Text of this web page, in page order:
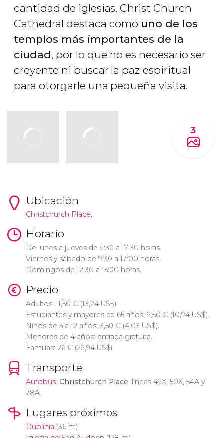
cantidad de iglesias, Christ Church
Cathedral destaca como uno de los
templos más importantes de la
ciudad, por lo que no es necesario ser
creyente ni buscar la paz espiritual
para otorgarle una pequeña visita.
3
Ubicación
Christchurch Place.
Horario
De lunes a jueves de 9:30 a 17:30 horas.
Viernes y sábado de 9:30 a 17:00 horas.
Domingos de 12:30 a 15:00 horas.
Precio
Adultos: 11,50 €(13,24 US$).
Estudiantes y mayores de 65 años: 9,50 €(10,94 US$).
Niños de 5 a 12 años: 3,50 €(4,03 US$).
Menores de 4 años: entrada gratuita.
Familias: 26 €(29,94 US$).
Transporte
Autobús: Christchurch Place, líneas 49X, 50X, 54A y
78A.
Lugares próximos
Dublinia (36 m)